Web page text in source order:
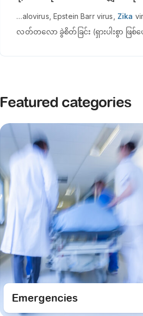
Featured categories
Emergencies
…alovirus, Epstein Barr virus, Zika
လတ်တလော ခွဲစိတ်ခြင်း (ရှားပါးစွာ ဖြ